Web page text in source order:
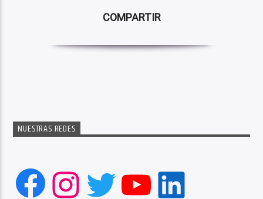
COMPARTIR
NUESTRAS REDES
Facebook
Instagram
Twitter
YouTube
LinkedIn